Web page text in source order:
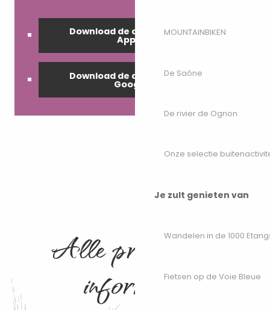
MOUNTAINBIKEN
De Saône
De rivier de Ognon
Onze selectie
Je zult genieten van
Wandelen in de 1000
Fietsen op de Voie Bleue
Download de applicatie op
Apple
Download de applicatie op
Google
Alle praktische
informatie